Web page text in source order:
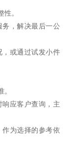
。
，解决最后一公
或通过试发小件
应客户查询，主
为选择的参考依